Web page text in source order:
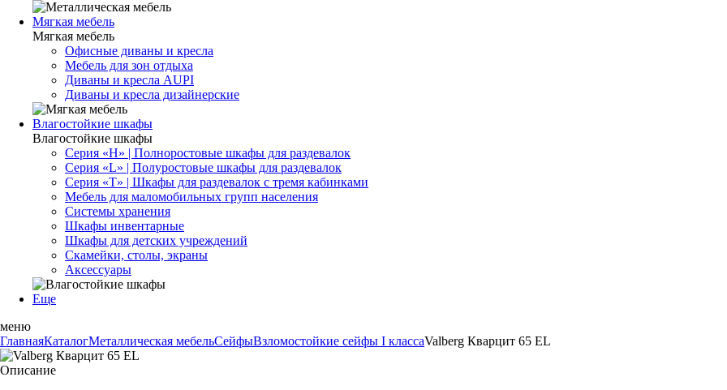
Мягкая мебель
Мягкая мебель
Офисные диваны и кресла
Мебель для зон отдыха
Диваны и кресла AUPI
Диваны и кресла дизайнерские
Влагостойкие шкафы
Влагостойкие шкафы
Серия «H» | Полноростовые шкафы для раздевалок
Серия «L» | Полуростовые шкафы для раздевалок
Серия «T» | Шкафы для раздевалок с тремя кабинками
Мебель для маломобильных групп населения
Системы хранения
Шкафы инвентарные
Шкафы для детских учреждений
Скамейки, столы, экраны
Аксессуары
Еще
меню
ГлавнаяКаталогМеталлическая мебельСейфыВзломостойкие сейфы I классаValberg Кварцит 65 EL
Описание